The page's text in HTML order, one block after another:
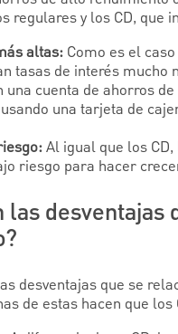
regulares y los CD, que
altas: Como es el
tasas de interés mucho
una cuenta de ahorros
una tarjeta de
Al igual que los
riesgo para hacer
las
desventajas que se
de estas hacen que